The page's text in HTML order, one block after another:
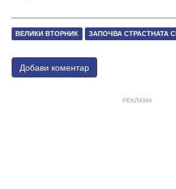
ВЕЛИКИ ВТОРНИК ЗАПОЧВА СТРАСТНАТА
Добави коментар
РЕКЛАМА